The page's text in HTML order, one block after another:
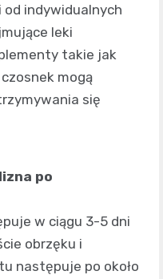
od indywidualnych
leki
takie jak
mogą
się
po
w ciągu 3-5 dni
obrzęku i
następuje po około